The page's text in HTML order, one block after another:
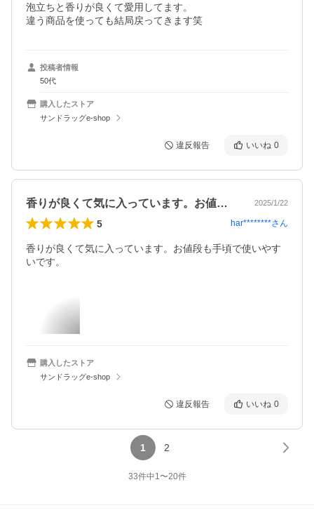
泡立ちと香りが良くて愛用してます。
違う商品を使っても結局戻ってきます笑
投稿者情報
50代
購入したストア
サンドラッグe-shop
違反報告 いいね 0
香りが良くて気に入っています。お値段も… 2025/1/22
5 har********さん
香りが良くて気に入っています。お値段も手頃で使いやす
いです。
購入したストア
サンドラッグe-shop
違反報告 いいね 0
1 2
33件中1〜20件